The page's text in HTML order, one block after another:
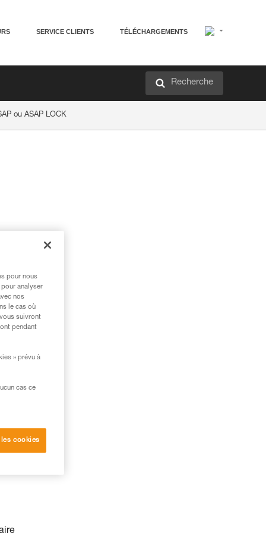
SERVICE CLIENTS TÉLÉCHARGEMENTS
Recherche
ou ASAP LOCK
àpour nous
analyser
nos
le cas où
suivront
pendant
» prévu à
cas ce
cookies